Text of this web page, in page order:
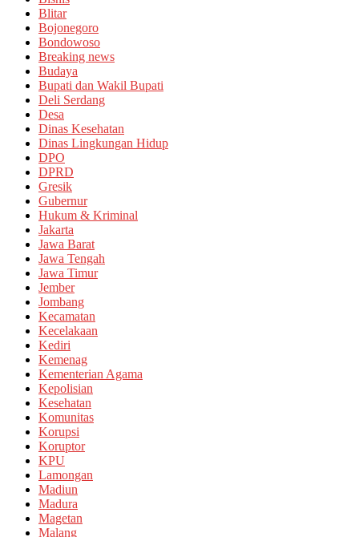
Blitar
Bojonegoro
Bondowoso
Breaking news
Budaya
Bupati dan Wakil Bupati
Deli Serdang
Desa
Dinas Kesehatan
Dinas Lingkungan Hidup
DPO
DPRD
Gresik
Gubernur
Hukum & Kriminal
Jakarta
Jawa Barat
Jawa Tengah
Jawa Timur
Jember
Jombang
Kecamatan
Kecelakaan
Kediri
Kemenag
Kementerian Agama
Kepolisian
Kesehatan
Komunitas
Korupsi
Koruptor
KPU
Lamongan
Madiun
Madura
Magetan
Malang